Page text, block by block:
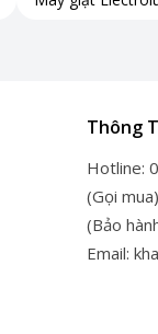
Thông
Hotline:
(Gọi
(Bảo
Email: